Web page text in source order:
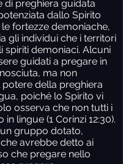
di preghiera guidata
dallo Spirito
fortezze demoniache,
gli individui che i territori
spiriti demoniaci. Alcuni
guidati a pregare in
ma non
della preghiera
poiché lo Spirito vi
osserva che non tutti i
lingue (1 Corinzi 12:30).
gruppo dotato,
avrebbe detto ai
che pregare nello